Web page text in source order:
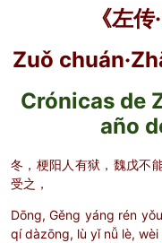
《左传·
Zuǒ
Crónicas de
año
冬，梗阳人有狱，魏戊不
受之，
Dōng, Gěng yáng rén
qí dàzōng, lù yǐ nǚ lè, wèi